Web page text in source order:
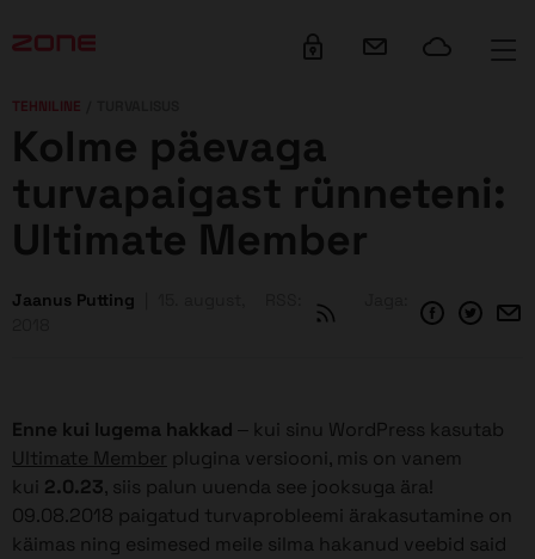
TEHNILINE
Kolme päevaga
turvapaigast rünneteni:
Ultimate Member
Jaanus Putting
Enne kui lugema hakkad – kui sinu WordPress kasutab
Ultimate Member plugina versiooni, mis on vanem
kui 2.0.23, siis palun uuenda see jooksuga ära!
09.08.2018 paigatud turvaprobleemi ärakasutamine on
käimas ning esimesed meile silma hakanud veebid said